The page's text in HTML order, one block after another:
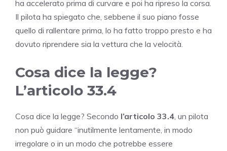
ha accelerato prima di curvare e poi ha ripreso la corsa.
Il pilota ha spiegato che, sebbene il suo piano fosse
quello di rallentare prima, lo ha fatto troppo presto e ha
dovuto riprendere sia la vettura che la velocità.
Cosa dice la legge?
L’articolo 33.4
Cosa dice la legge? Secondo l’articolo 33.4 , un pilota
non può guidare “inutilmente lentamente, in modo
irregolare o in un modo che potrebbe essere